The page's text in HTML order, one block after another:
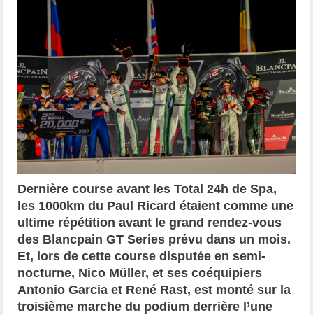
Dernière course avant les Total 24h de Spa,
les 1000km du Paul Ricard étaient comme une
ultime répétition avant le grand rendez-vous
des Blancpain GT Series prévu dans un mois.
Et, lors de cette course disputée en semi-
nocturne, Nico Müller, et ses coéquipiers
Antonio Garcia et René Rast, est monté sur la
troisième marche du podium derrière l’une